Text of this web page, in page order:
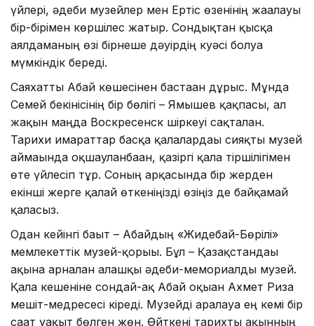
үйлері, әдеби музейлер мен Ертіс өзенінің жағалауы
бір-бірімен көршілес жатыр. Сондықтан қысқа
аялдаманың өзі бірнеше дәуірдің куәсі болуға
мүмкіндік береді.
Саяхатты Абай көшесінен бастаған дұрыс. Мұнда
Семей бекінісінің бір бөлігі – Ямышев қақпасы, ал
жақын маңда Воскресенск шіркеуі сақталған.
Тарихи ғимараттар басқа қалалардағы сияқты музей
аймағында оқшауланбаған, қазіргі қала тіршілігімен
өте үйлесіп тұр. Соның арқасында бір жерден
екінші жерге қалай өткеніңізді өзіңіз де байқамай
қаласыз.
Одан кейінгі бағыт – Абайдың «Жидебай-Бөрілі»
мемлекеттік музей-қорығы. Бұл – Қазақстандағы
ақынға арналған алғашқы әдеби-мемориалды музей.
Қала кешеніне сондай-ақ Абай оқыған Ахмет Риза
мешіт-медресесі кіреді. Музейді аралауға ең кемі бір
сағат уақыт бөлген жөн. Өйткені тарихты ақынның